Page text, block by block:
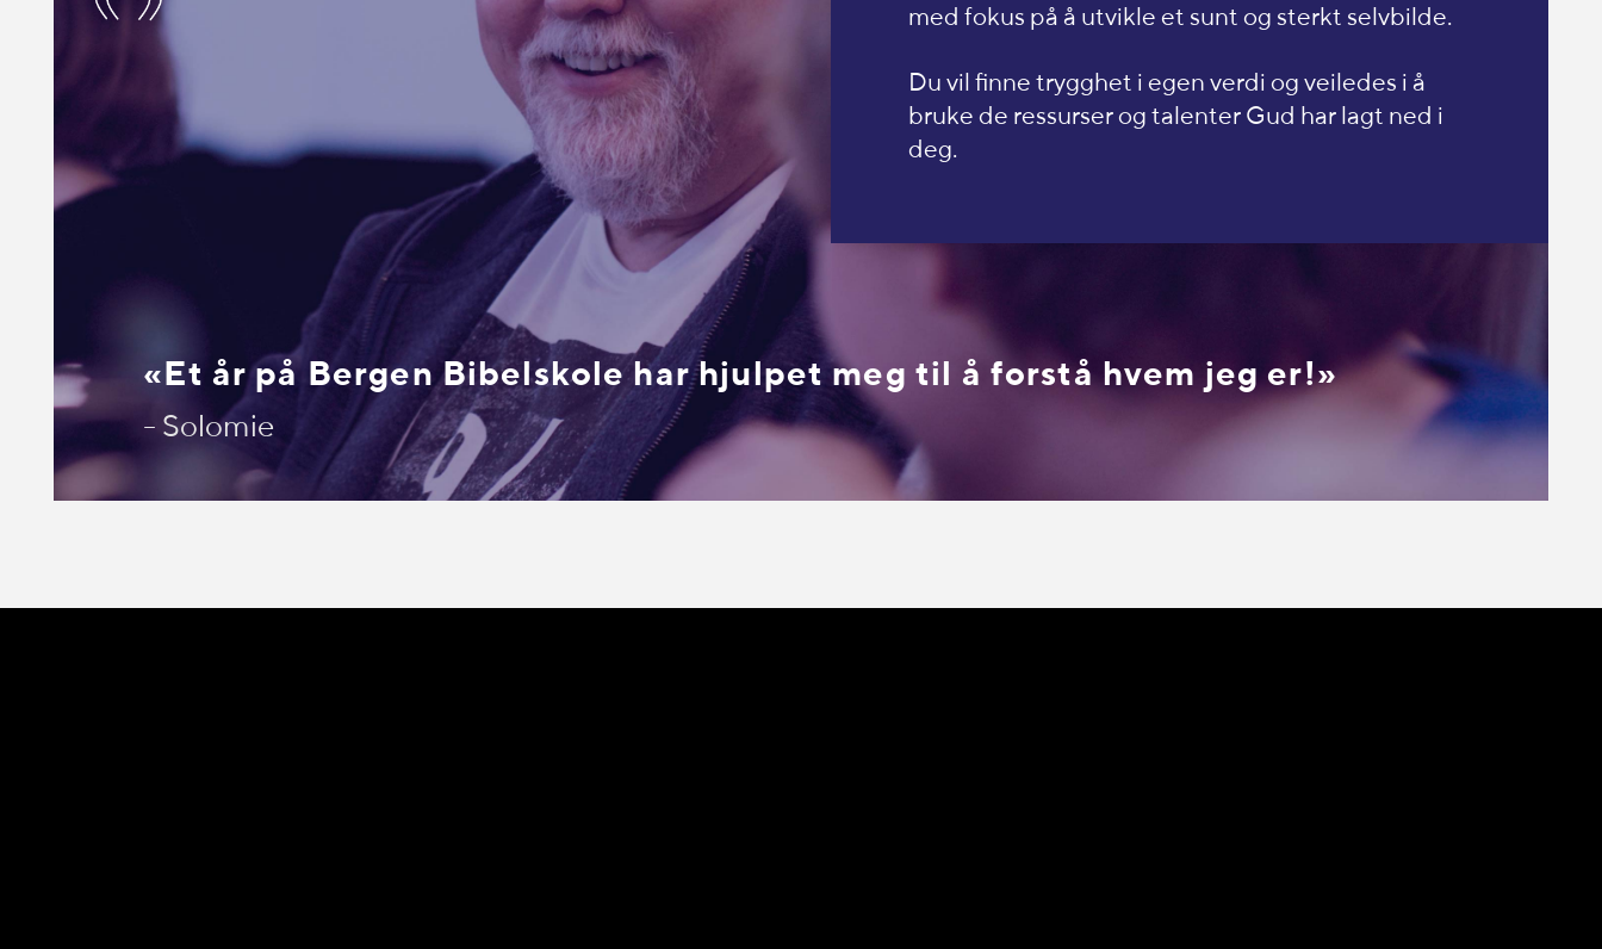
med fokus på å utvikle et sunt og sterkt selvbilde.
Du vil finne trygghet i egen verdi og veiledes i å
bruke de ressurser og talenter Gud har lagt ned i
deg.
«Et år på Bergen Bibelskole har hjulpet meg til å forstå hvem jeg er!»
- Solomie